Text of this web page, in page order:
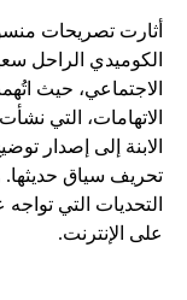
أثارت تصريحات
الكوميدي الراحل
الاجتماعي، حيث
الاتهامات، التي
الابنة إلى إصدار
تحريف سياق حديثها.
التحديات التي
على الإنترنت.